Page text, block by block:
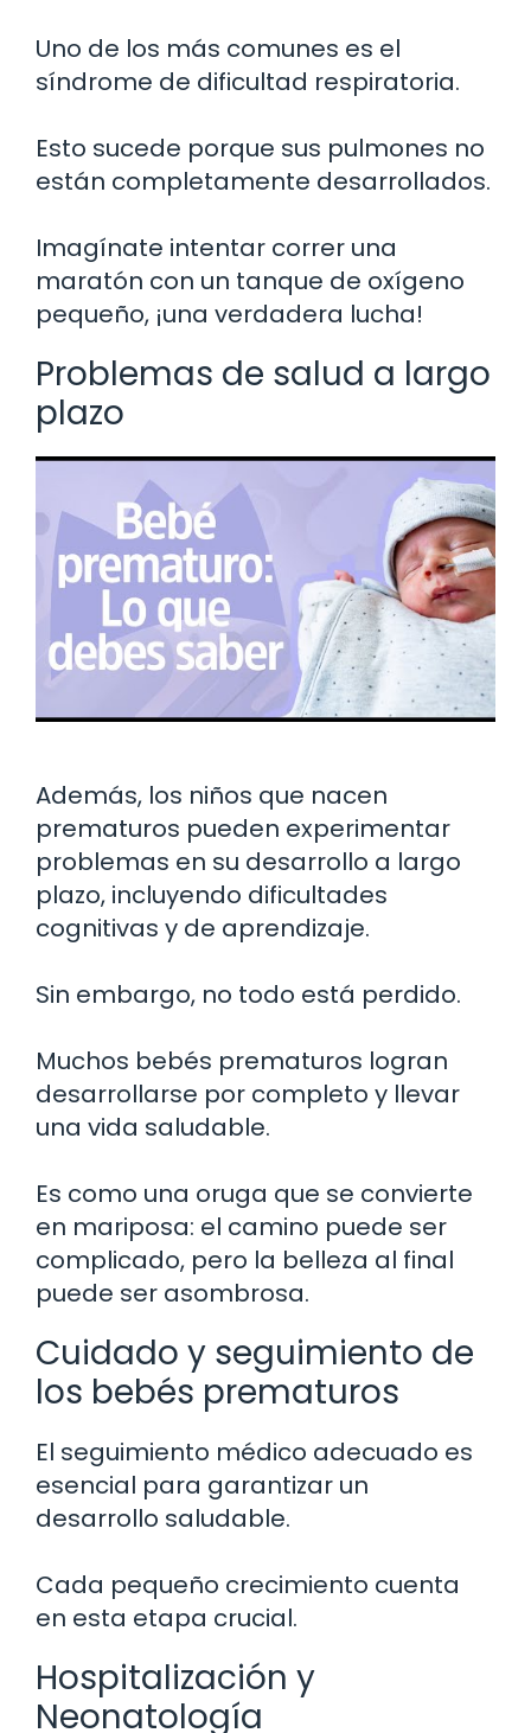
Uno de los más comunes es el
síndrome de dificultad respiratoria.
Esto sucede porque sus pulmones no
están completamente desarrollados.
Imagínate intentar correr una
maratón con un tanque de oxígeno
pequeño, ¡una verdadera lucha!
Problemas de salud a largo
plazo
Además, los niños que nacen
prematuros pueden experimentar
problemas en su desarrollo a largo
plazo, incluyendo dificultades
cognitivas y de aprendizaje.
Sin embargo, no todo está perdido.
Muchos bebés prematuros logran
desarrollarse por completo y llevar
una vida saludable.
Es como una oruga que se convierte
en mariposa: el camino puede ser
complicado, pero la belleza al final
puede ser asombrosa.
Cuidado y seguimiento de
los bebés prematuros
El seguimiento médico adecuado es
esencial para garantizar un
desarrollo saludable.
Cada pequeño crecimiento cuenta
en esta etapa crucial.
Hospitalización y
Neonatología